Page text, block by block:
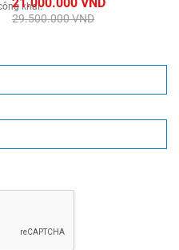
29.500.000 VND
khai.